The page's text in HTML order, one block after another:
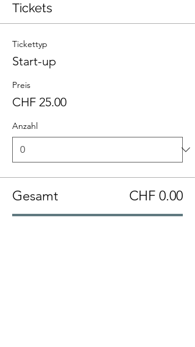
Tickets
Tickettyp
Start-up
Preis
CHF 25.00
Anzahl
Gesamt CHF 0.00